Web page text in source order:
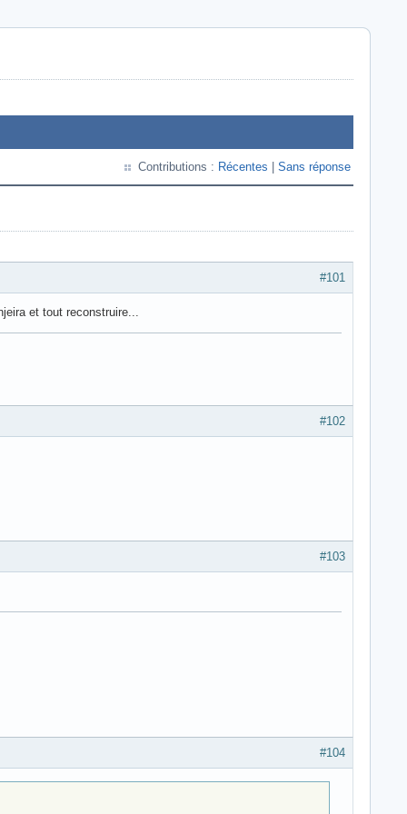
Contributions : Récentes Sans réponse
#101
et tout reconstruire...
#102
#103
#104